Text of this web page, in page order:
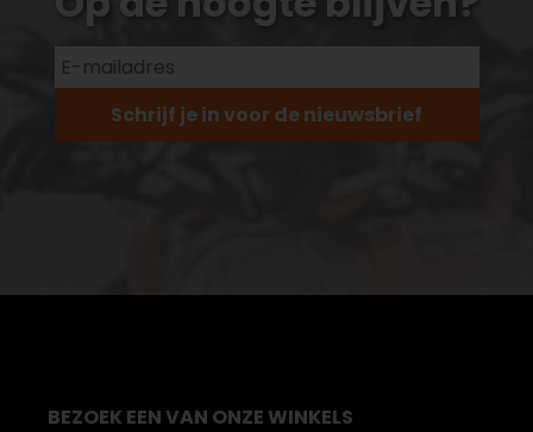
Schrijf je in voor de nieuwsbrief
BEZOEK EEN VAN ONZE WINKELS